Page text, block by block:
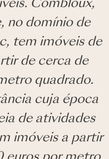
Combloux,
no domínio de
tem imóveis de
de cerca de
quadrado.
cuja época
de atividades
imóveis a partir